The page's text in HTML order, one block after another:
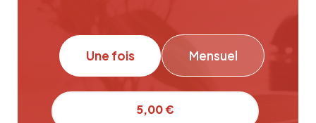
Une fois Mensuel
5,00 €